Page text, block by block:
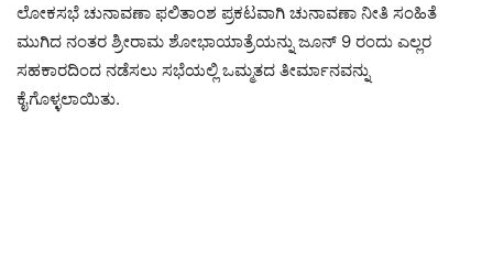
ಲೋಕಸಭೆ ಚುನಾವಣಾ ಫಲಿತಾಂಶ ಪ್ರಕಟವಾಗಿ ಚುನಾವಣಾ ನೀತಿ ಸಂಹಿತೆ
ಮುಗಿದ ನಂತರ ಶ್ರೀರಾಮ ಶೋಭಾಯಾತ್ರೆಯನ್ನು ಜೂನ್ 9 ರಂದು ಎಲ್ಲರ
ಸಹಕಾರದಿಂದ ನಡೆಸಲು ಸಭೆಯಲ್ಲಿ ಒಮ್ಮತದ ತೀರ್ಮಾನವನ್ನು
ಕೈಗೊಳ್ಳಲಾಯಿತು.